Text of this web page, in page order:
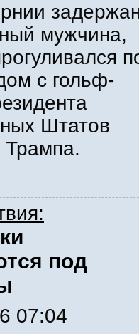
мужчина,
с гольф-
Штатов
под
07:04